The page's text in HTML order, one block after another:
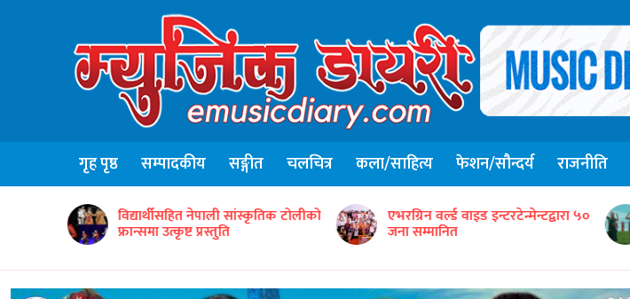
गृह पृष्ठ सम्पादकीय सङ्गीत चलचित्र कला/साहित्य फेशन/सौन्दर्य राजनीति
एभरग्रिन वर्ल्ड वाइड इन्टरटेन्मेन्टद्वारा ५०
जना सम्मानित
गीतकार भट्टराईको रचनामा तिज गीत
‘तिजको रन्को’